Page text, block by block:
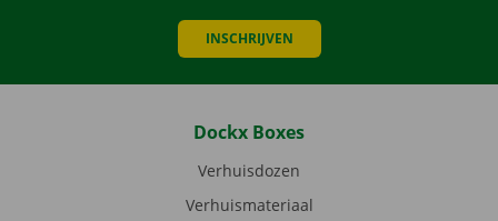
INSCHRIJVEN
Dockx Boxes
Verhuisdozen
Verhuismateriaal